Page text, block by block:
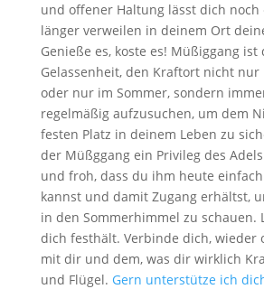
und offener Haltung lässt dich
länger verweilen in deinem Ort
Genieße es, koste es! Müßiggang
Gelassenheit, den Kraftort nicht
oder nur im Sommer, sondern
regelmäßig aufzusuchen, um dem
festen Platz in deinem Leben zu
der Müßggang ein Privileg des
und froh, dass du ihm heute
kannst und damit Zugang erhältst,
in den Sommerhimmel zu schauen.
dich festhält. Verbinde dich, wieder
mit dir und dem, was dir wirklich
und Flügel. Gern unterstütze ich